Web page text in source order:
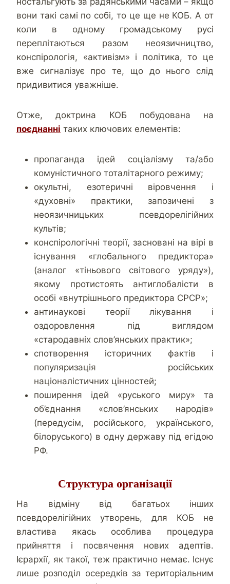
вони такі самі по собі, то це ще не КОБ. А от
коли в одному громадському русі
переплітаються разом неоязичництво,
конспірологія, «активізм» і політика, то це
вже сигналізує про те, що до нього слід
придивитися уважніше.
Отже, доктрина КОБ побудована на
поєднанні таких ключових елементів:
пропаганда ідей соціалізму та/або
комуністичного тоталітарного режиму;
окультні, езотеричні віровчення і
«духовні» практики, запозичені з
неоязичницьких псевдорелігійних
культів;
конспірологічні теорії, засновані на вірі в
існування «глобального предиктора»
(аналог «тіньового світового уряду»),
якому протистоять антиглобалісти в
особі «внутрішнього предиктора СРСР»;
антинаукові теорії лікування і
оздоровлення під виглядом
«стародавніх слов’янських практик»;
спотворення історичних фактів і
популяризація російських
націоналістичних цінностей;
поширення ідей «руського миру» та
об’єднання «слов’янських народів»
(передусім, російського, українського,
білоруського) в одну державу під егідою
РФ.
Структура організації
На відміну від багатьох інших
псевдорелігійних утворень, для КОБ не
властива якась особлива процедура
прийняття і посвячення нових адептів.
Ієрархії, як такої, теж практично немає. Існує
лише розподіл осередків за територіальним